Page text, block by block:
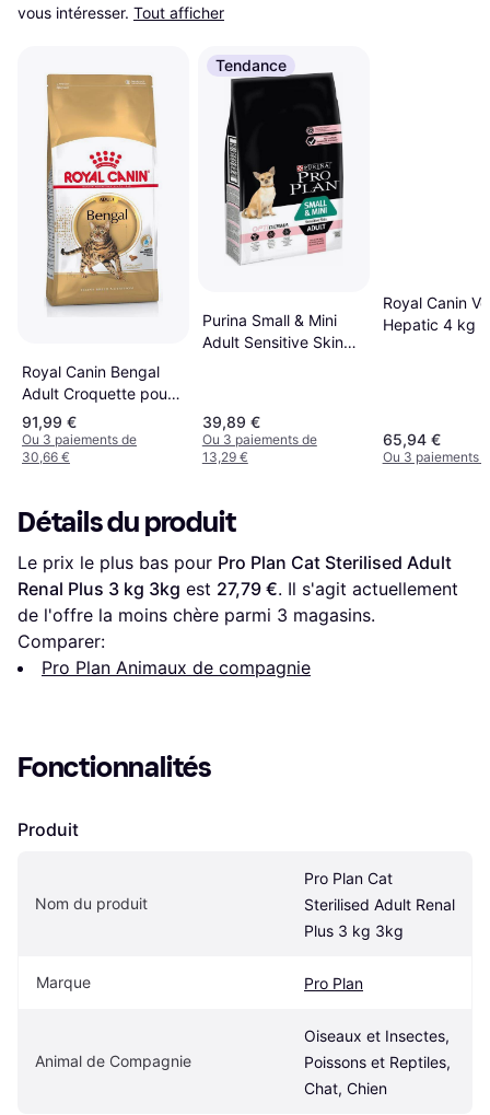
vous intéresser. Tout afficher
Royal Canin Bengal
Adult Croquette pour
Chat 10 kg Volaille
Légumes
91,99 €
Ou 3 paiements de
30,66 €
Tendance
Purina Small & Mini
Adult Sensitive Skin
39,89 €
Ou 3 paiements de
13,29 €
Royal Canin
Hepatic 4 kg
65,94 €
Ou 3 paiements
Détails du produit
Le prix le plus bas pour Pro Plan Cat Sterilised Adult
Renal Plus 3 kg 3kg est 27,79 €. Il s'agit actuellement
de l'offre la moins chère parmi 3 magasins.
Comparer:
Pro Plan Animaux de compagnie
Fonctionnalités
Produit
Nom du produit
Pro Plan Cat
Sterilised Adult Renal
Plus 3 kg 3kg
Marque Pro Plan
Animal de Compagnie
Oiseaux et Insectes,
Poissons et Reptiles,
Chat, Chien